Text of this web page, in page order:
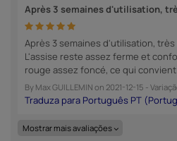
Après 3 semaines d'utilisation,
Après 3 semaines d'utilisation,
L'assise reste assez ferme et
rouge assez foncé, ce qui
By Max GUILLEMIN on 2021-12-15 -
Mostrar mais avaliações